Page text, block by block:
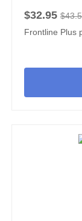
$32.95
Frontline Plus